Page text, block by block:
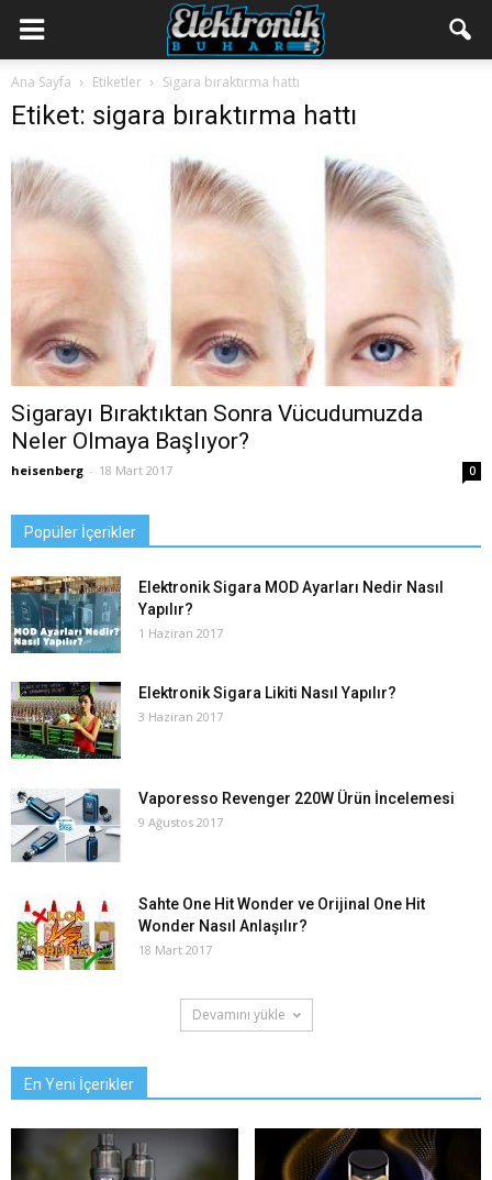
Ana Sayfa Etiketler Sigara bıraktırma hattı
Etiket: sigara bıraktırma hattı
Sigarayı Bıraktıktan Sonra Vücudumuzda
Neler Olmaya Başlıyor?
heisenberg - 18 Mart 2017 0
Popüler İçerikler
Elektronik Sigara MOD Ayarları Nedir Nasıl
Yapılır?
1 Haziran 2017
Elektronik Sigara Likiti Nasıl Yapılır?
3 Haziran 2017
Vaporesso Revenger 220W Ürün İncelemesi
9 Ağustos 2017
Sahte One Hit Wonder ve Orijinal One Hit
Wonder Nasıl Anlaşılır?
18 Mart 2017
Devamını yükle
En Yeni İçerikler